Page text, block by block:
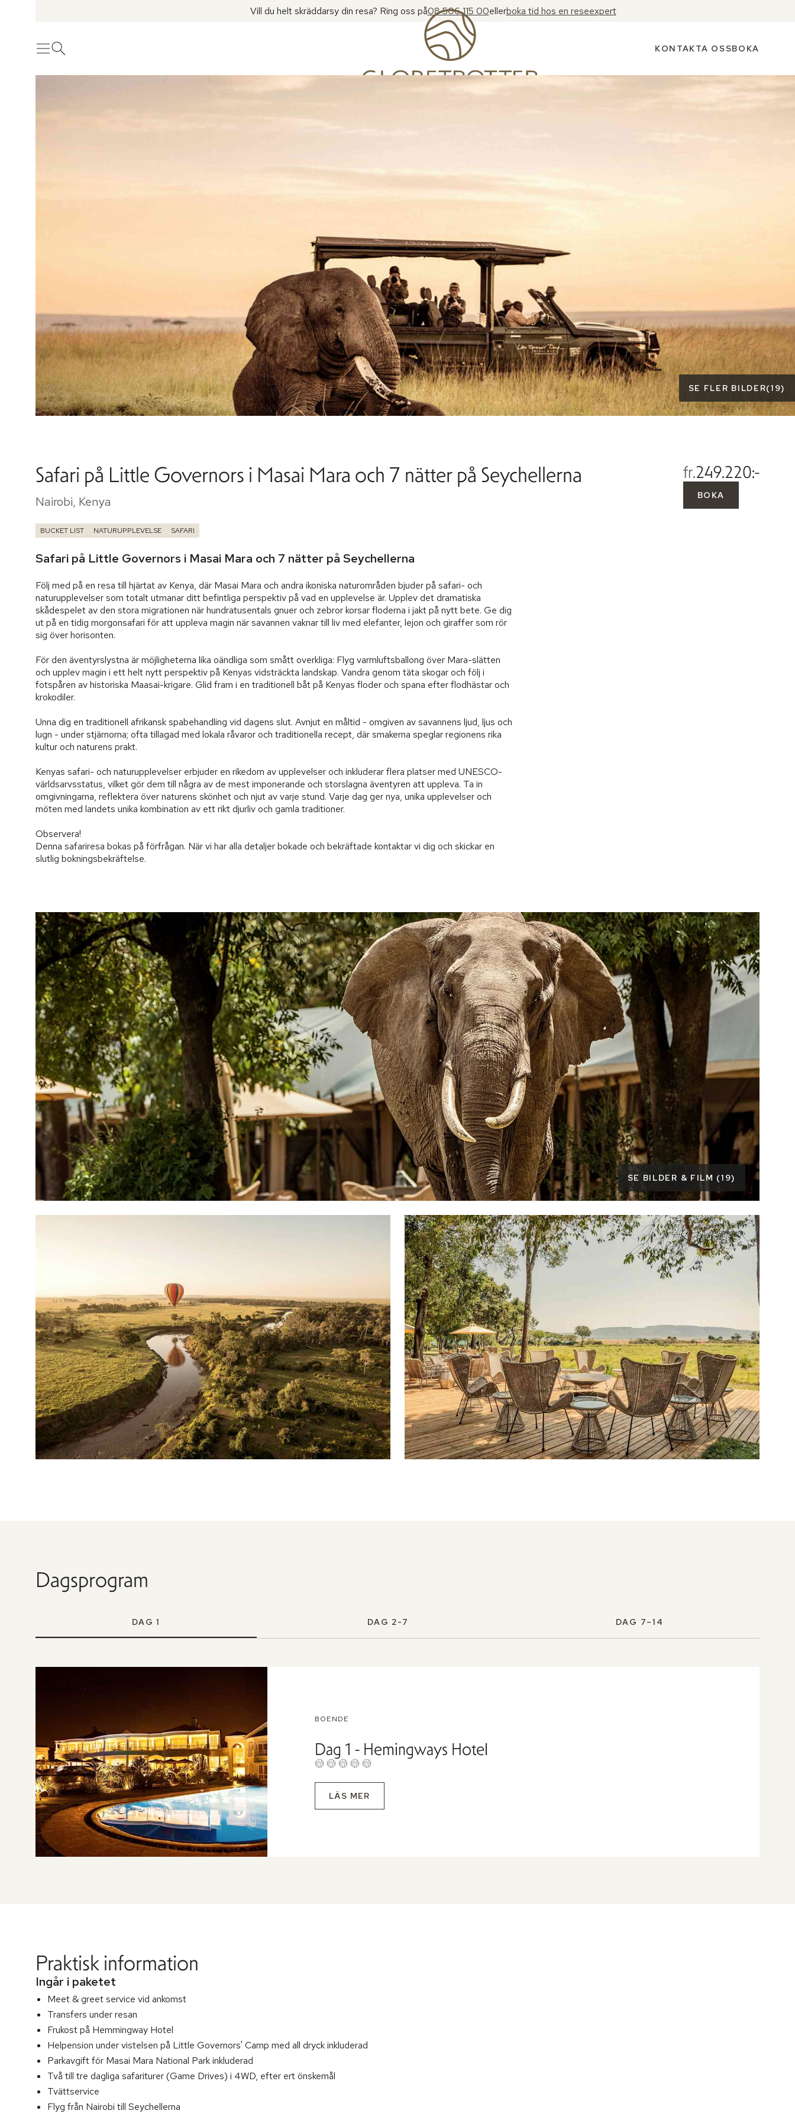
Vill du helt skräddarsy din resa? Ring oss på08 506 115 00ellerboka tid hos en reseexpert
MenyÖppna sök KONTAKTA OSSBOKA
SE FLER BILDER(19)
Safari på Little Governors i Masai Mara och 7 nätter på Seychellerna
Nairobi, Kenya
BUCKET LIST NATURUPPLEVELSE SAFARI
fr.249.220:-
BOKA
Safari på Little Governors i Masai Mara och 7 nätter på Seychellerna
Följ med på en resa till hjärtat av Kenya, där Masai Mara och andra ikoniska naturområden bjuder på safari- och
naturupplevelser som totalt utmanar ditt befintliga perspektiv på vad en upplevelse är. Upplev det dramatiska
skådespelet av den stora migrationen när hundratusentals gnuer och zebror korsar floderna i jakt på nytt bete. Ge dig
ut på en tidig morgonsafari för att uppleva magin när savannen vaknar till liv med elefanter, lejon och giraffer som rör
sig över horisonten.
För den äventyrslystna är möjligheterna lika oändliga som smått overkliga: Flyg varmluftsballong över Mara-slätten
och upplev magin i ett helt nytt perspektiv på Kenyas vidsträckta landskap. Vandra genom täta skogar och följ i
fotspåren av historiska Maasai-krigare. Glid fram i en traditionell båt på Kenyas floder och spana efter flodhästar och
krokodiler.
Unna dig en traditionell afrikansk spabehandling vid dagens slut. Avnjut en måltid - omgiven av savannens ljud, ljus och
lugn - under stjärnorna; ofta tillagad med lokala råvaror och traditionella recept, där smakerna speglar regionens rika
kultur och naturens prakt.
Kenyas safari- och naturupplevelser erbjuder en rikedom av upplevelser och inkluderar flera platser med UNESCO-
världsarvsstatus, vilket gör dem till några av de mest imponerande och storslagna äventyren att uppleva. Ta in
omgivningarna, reflektera över naturens skönhet och njut av varje stund. Varje dag ger nya, unika upplevelser och
möten med landets unika kombination av ett rikt djurliv och gamla traditioner.
Observera!
Denna safariresa bokas på förfrågan. När vi har alla detaljer bokade och bekräftade kontaktar vi dig och skickar en
slutlig bokningsbekräftelse.
SE BILDER & FILM (19)
Dagsprogram
DAG 1 DAG 2-7 DAG 7–14
BOENDE
Dag 1 - Hemingways Hotel
LÄS MER
Praktisk information
Ingår i paketet
Meet & greet service vid ankomst
Transfers under resan
Frukost på Hemmingway Hotel
Helpension under vistelsen på Little Governors' Camp med all dryck inkluderad
Parkavgift för Masai Mara National Park inkluderad
Två till tre dagliga safariturer (Game Drives) i 4WD, efter ert önskemål
Tvättservice
Flyg från Nairobi till Seychellerna